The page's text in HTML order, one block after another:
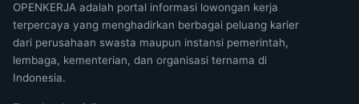
OPENKERJA adalah portal informasi lowongan kerja
terpercaya yang menghadirkan berbagai peluang karier
dari perusahaan swasta maupun instansi pemerintah,
lembaga, kementerian, dan organisasi ternama di
Indonesia.